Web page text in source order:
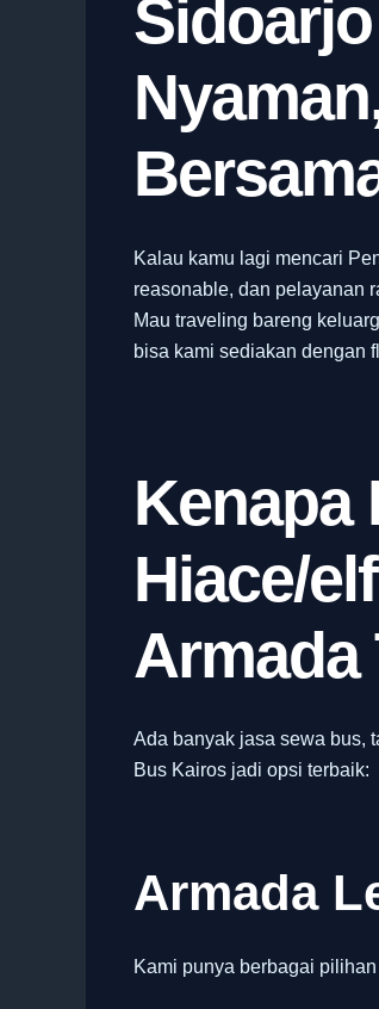
Kalau kamu lagi mencari
reasonable, dan pelayanan
Mau traveling bareng
bisa kami sediakan dengan
Kenapa
Hiace/
Armada
Ada banyak jasa sewa bus,
Bus Kairos jadi opsi terbaik:
Armada
Kami punya berbagai